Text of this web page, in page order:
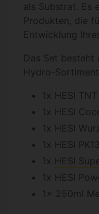
als Substrat. Es
Produkten, die
Entwicklung
Das Set besteht
Hydro-
1x HESI
1x HESI
1x HESI
1x HESI
1x HESI
1x HESI
1x 250ml